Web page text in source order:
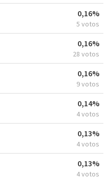
0,16%
5 votos
0,16%
28 votos
0,16%
9 votos
0,14%
4 votos
0,13%
4 votos
0,13%
4 votos